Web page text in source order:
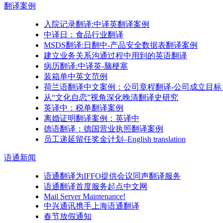
翻译案例
入院记录翻译:中译英翻译案例
中译日：食品行业翻译
MSDS翻译:日翻中-产品安全数据表翻译案例
建立业务关系沟通过程中用到的英语翻译
病历翻译:中译英-脑梗塞
装箱单中英文范例
荷兰语翻译中文案例：公司章程翻译-公司成立目
从“文化自恋”视角深化晚清翻译史研究
英译中：税单翻译案例
离婚证明翻译案例：英译中
德语翻译：德国营业执照翻译案例
员工递延留任奖金计划–English translation
语通新闻
语通翻译为IFFO提供会议同声翻译服务
语通翻译首度服务起点中文网
Mail Server Maintenance!
中兴通讯携手上海语通翻译
春节放假通知